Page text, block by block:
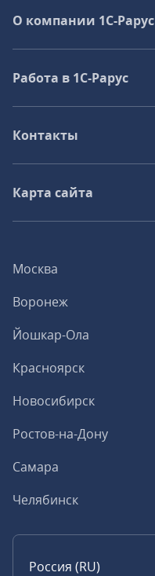
Москва
Воронеж
Йошкар-Ола
Красноярск
Новосибирск
Ростов-на-Дону
Самара
Челябинск
Россия (RU)
О компании 1C-Рарус
Работа в 1С‑Рарус
Контакты
Карта сайта